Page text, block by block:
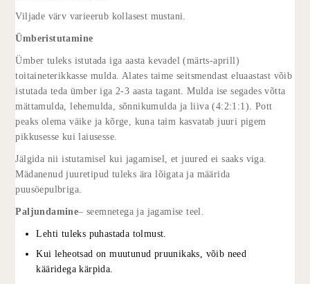
Viljade värv varieerub kollasest mustani.
Ümberistutamine
Ümber tuleks istutada iga aasta kevadel (märts-aprill)
toitaineterikkasse mulda. Alates taime seitsmendast eluaastast võib
istutada teda ümber iga 2-3 aasta tagant. Mulda ise segades võtta
mättamulda, lehemulda, sõnnikumulda ja liiva (4:2:1:1). Pott
peaks olema väike ja kõrge, kuna taim kasvatab juuri pigem
pikkusesse kui laiusesse.
Jälgida nii istutamisel kui jagamisel, et juured ei saaks viga.
Mädanenud juuretipud tuleks ära lõigata ja määrida
puusöepulbriga.
Paljundamine– seemnetega ja jagamise teel.
Lehti tuleks puhastada tolmust.
Kui leheotsad on muutunud pruunikaks, võib need
kääridega kärpida.